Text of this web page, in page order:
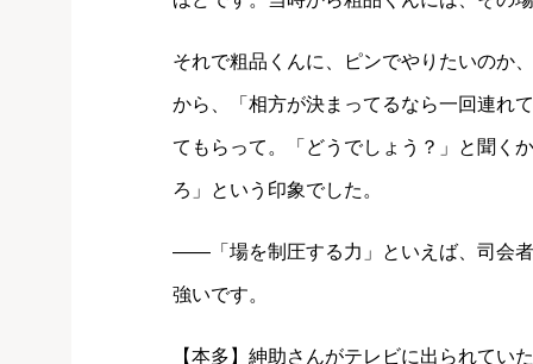
それで粗品くんに、ピンでやりたいのか
から、「相方が決まってるなら一回連れ
てもらって。「どうでしょう？」と聞く
ろ」という印象でした。
――「場を制圧する力」といえば、司会
強いです。
【本多】紳助さんがテレビに出られてい